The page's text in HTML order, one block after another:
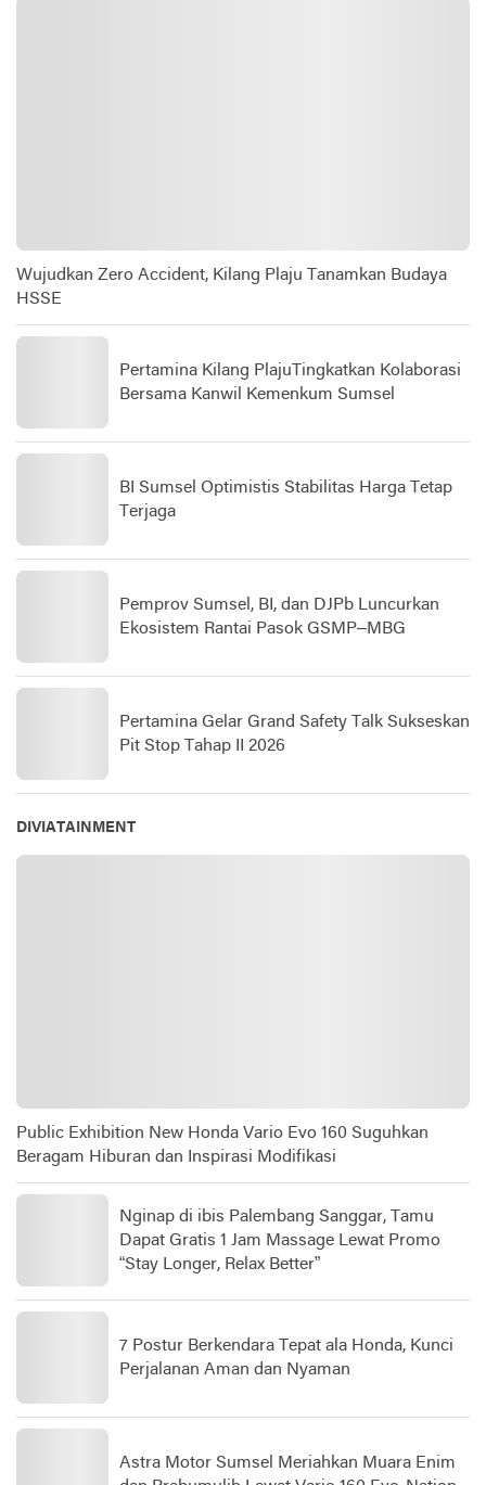
Wujudkan Zero Accident, Kilang Plaju Tanamkan Budaya
HSSE
Pertamina Kilang PlajuTingkatkan Kolaborasi
Bersama Kanwil Kemenkum Sumsel
BI Sumsel Optimistis Stabilitas Harga Tetap
Terjaga
Pemprov Sumsel, BI, dan DJPb Luncurkan
Ekosistem Rantai Pasok GSMP–MBG
Pertamina Gelar Grand Safety Talk Sukseskan
Pit Stop Tahap II 2026
DIVIATAINMENT
Public Exhibition New Honda Vario Evo 160 Suguhkan
Beragam Hiburan dan Inspirasi Modifikasi
Nginap di ibis Palembang Sanggar, Tamu
Dapat Gratis 1 Jam Massage Lewat Promo
“Stay Longer, Relax Better”
7 Postur Berkendara Tepat ala Honda, Kunci
Perjalanan Aman dan Nyaman
Astra Motor Sumsel Meriahkan Muara Enim